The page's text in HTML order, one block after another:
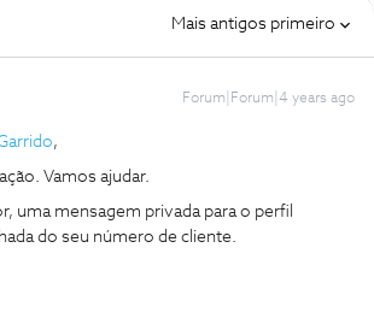
Mais antigos primeiro
Forum|Forum|4 years ago
,
Vamos ajudar.
uma mensagem privada para o perfil
do seu número de cliente.